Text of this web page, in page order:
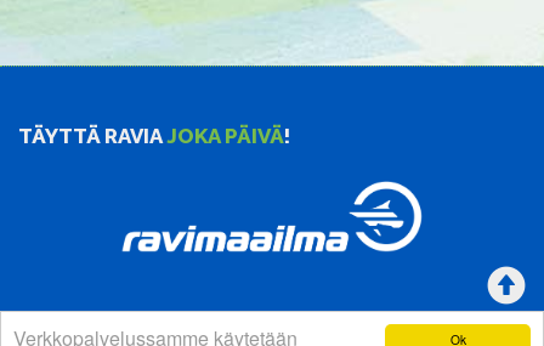
Ok
Verkkopalvelussamme käytetään
TÄYTTÄ RAVIAJOKA PÄIVÄ!